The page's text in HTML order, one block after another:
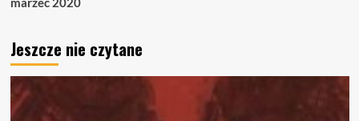
Jeszcze nie czytane